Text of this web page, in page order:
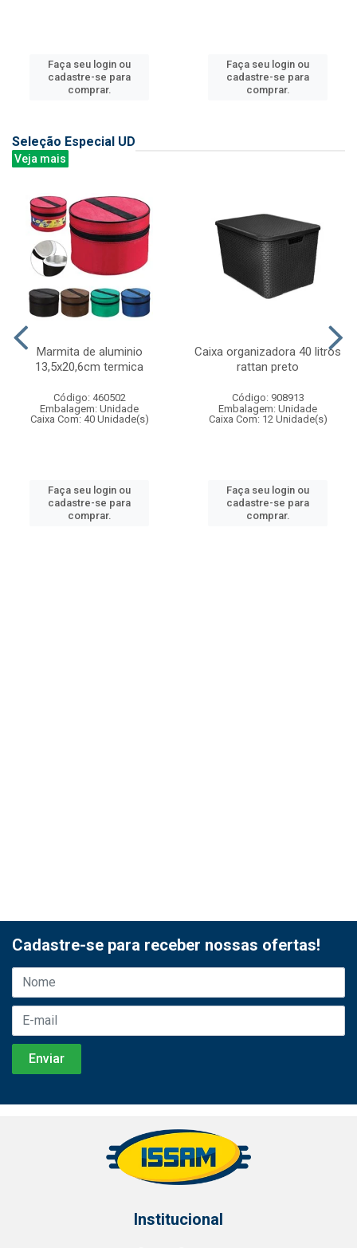
Faça seu login ou
cadastre-se para
comprar.
Faça seu login ou
cadastre-se para
comprar.
Seleção Especial UD
Veja mais
Marmita de aluminio
13,5x20,6cm termica
Código: 460502
Embalagem: Unidade
Caixa Com: 40 Unidade(s)
Faça seu login ou
cadastre-se para
comprar.
Caixa organizadora 40 litros
rattan preto
Código: 908913
Embalagem: Unidade
Caixa Com: 12 Unidade(s)
Faça seu login ou
cadastre-se para
comprar.
Cadastre-se para receber nossas ofertas!
Institucional